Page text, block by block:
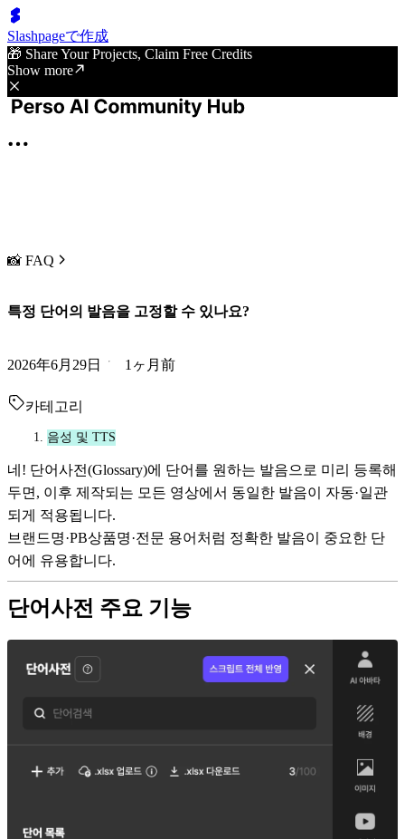
Slashpageで作成
🎁 Share Your Projects, Claim Free Credits
Show more
📸 FAQ
특정 단어의 발음을 고정할 수 있나요?
2026年6月29日 1ヶ月前
카테고리
음성 및 TTS
네! 단어사전(Glossary)에 단어를 원하는 발음으로 미리 등록해
두면, 이후 제작되는 모든 영상에서 동일한 발음이 자동·일관
되게 적용됩니다.
브랜드명·PB상품명·전문 용어처럼 정확한 발음이 중요한 단
어에 유용합니다.
단어사전 주요 기능